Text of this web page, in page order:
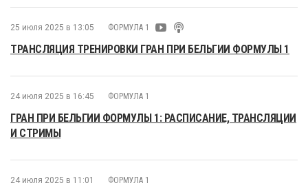
25 июля 2025 в 13:05 ФОРМУЛА 1
ТРАНСЛЯЦИЯ ТРЕНИРОВКИ ГРАН ПРИ БЕЛЬГИИ ФОРМУЛЫ 1
24 июля 2025 в 16:45 ФОРМУЛА 1
ГРАН ПРИ БЕЛЬГИИ ФОРМУЛЫ 1: РАСПИСАНИЕ, ТРАНСЛЯЦИИ
И СТРИМЫ
24 июля 2025 в 11:01 ФОРМУЛА 1